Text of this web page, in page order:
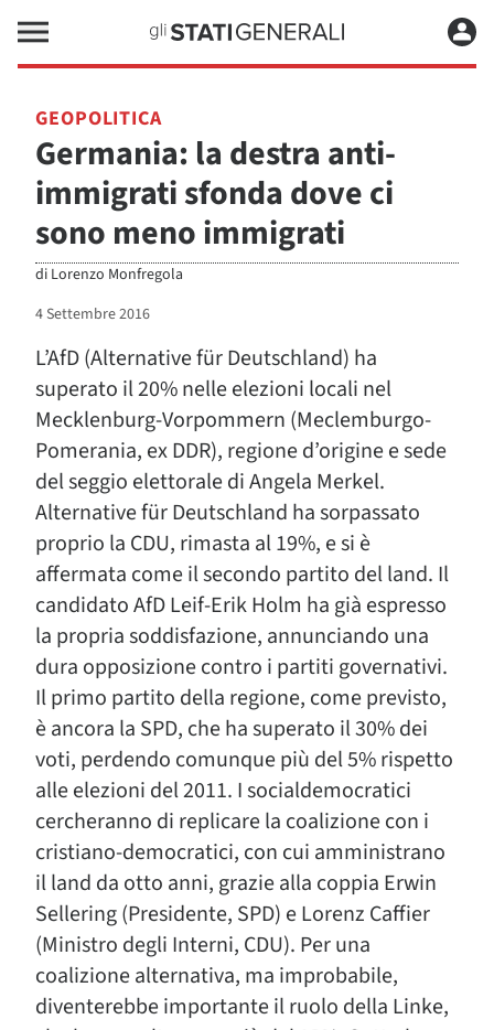
GEOPOLITICA
Germania: la destra anti-
immigrati sfonda dove ci
sono meno immigrati
di Lorenzo Monfregola
4 Settembre 2016
L’AfD (Alternative für Deutschland) ha
superato il 20% nelle elezioni locali nel
Mecklenburg-Vorpommern (Meclemburgo-
Pomerania, ex DDR), regione d’origine e sede
del seggio elettorale di Angela Merkel.
Alternative für Deutschland ha sorpassato
proprio la CDU, rimasta al 19%, e si è
affermata come il secondo partito del land. Il
candidato AfD Leif-Erik Holm ha già espresso
la propria soddisfazione, annunciando una
dura opposizione contro i partiti governativi.
Il primo partito della regione, come previsto,
è ancora la SPD, che ha superato il 30% dei
voti, perdendo comunque più del 5% rispetto
alle elezioni del 2011. I socialdemocratici
cercheranno di replicare la coalizione con i
cristiano-democratici, con cui amministrano
il land da otto anni, grazie alla coppia Erwin
Sellering (Presidente, SPD) e Lorenz Caffier
(Ministro degli Interni, CDU). Per una
coalizione alternativa, ma improbabile,
diventerebbe importante il ruolo della Linke,